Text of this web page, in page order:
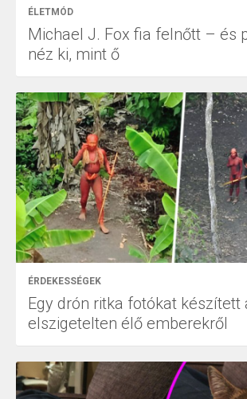
ÉLETMÓD
Michael J. Fox fia felnőtt – és
néz ki, mint ő
ÉRDEKESSÉGEK
Egy drón ritka fotókat készített
elszigetelten élő emberekről